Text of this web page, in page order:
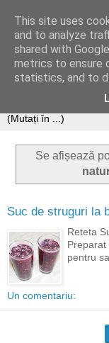
Se afișează
Suc de struguri la
Reteta
pentru
Un comentariu:
This site uses
and to analyze
shared with
metrics to ensure
statistics, and to